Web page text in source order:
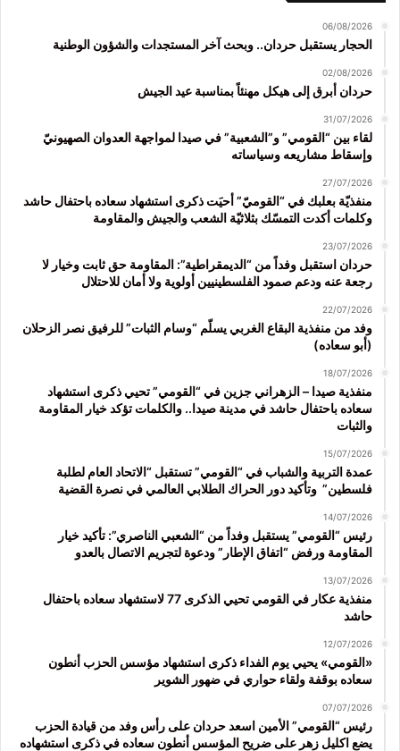
06/08/2026
الحجار يستقبل حردان.. وبحث آخر المستجدات والشؤون الوطنية
02/08/2026
حردان أبرق إلى هيكل مهنئاً بمناسبة عيد الجيش
31/07/2026
لقاء بين “القومي” و”الشعبية” في صيدا لمواجهة العدوان الصهيونيّ
وإسقاط مشاريعه وسياساته
27/07/2026
منفذيّة بعلبك في “القوميّ” أحيَت ذكرى استشهاد سعاده باحتفال حاشد
وكلمات أكدت التمسّك بثلاثيّة الشعب والجيش والمقاومة
23/07/2026
حردان استقبل وفداً من “الديمقراطية”: المقاومة حق ثابت وخيار لا
رجعة عنه ودعم صمود الفلسطينيين أولوية ولا أمان للاحتلال
22/07/2026
وفد من منفذية البقاع الغربي يسلّم “وسام الثبات” للرفيق نصر الزحلان
(أبو سعاده)
18/07/2026
منفذية صيدا – الزهراني جزين في “القومي” تحيي ذكرى استشهاد
سعاده باحتفال حاشد في مدينة صيدا.. والكلمات تؤكد خيار المقاومة
والثبات
15/07/2026
عمدة التربية والشباب في “القومي” تستقبل “الاتحاد العام لطلبة
فلسطين” وتأكيد دور الحراك الطلابي العالمي في نصرة القضية
14/07/2026
رئيس “القومي” يستقبل وفداً من “الشعبي الناصري”: تأكيد خيار
المقاومة ورفض “اتفاق الإطار” ودعوة لتجريم الاتصال بالعدو
13/07/2026
منفذية عكار في القومي تحيي الذكرى 77 لاستشهاد سعاده باحتفال
حاشد
12/07/2026
«القومي» يحيي يوم الفداء ذكرى استشهاد مؤسس الحزب أنطون
سعاده بوقفة ولقاء حواري في ضهور الشوير
07/07/2026
رئيس “القومي” الأمين اسعد حردان على رأس وفد من قيادة الحزب
يضع اكليل زهر على ضريح المؤسس أنطون سعاده في ذكرى استشهاده